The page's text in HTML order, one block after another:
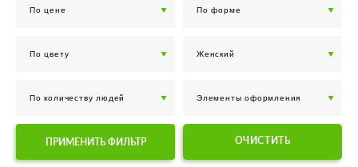
ПРИМЕНИТЬ ФИЛЬТР ОЧИСТИТЬ